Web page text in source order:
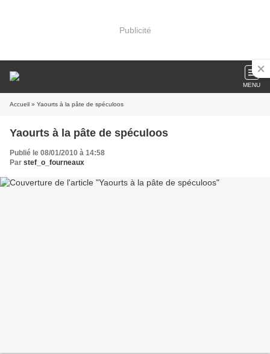
Publicité
MENU
Accueil » Yaourts à la pâte de spéculoos
Yaourts à la pâte de spéculoos
Publié le 08/01/2010 à 14:58
Par stef_o_fourneaux